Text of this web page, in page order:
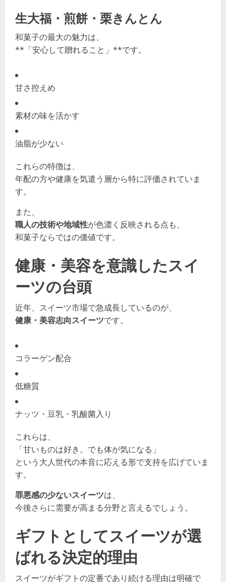
生大福・煎餅・栗きんとん
和菓子の最大の魅力は、
**「安心して贈れること」**です。
甘さ控えめ
素材の味を活かす
油脂が少ない
これらの特徴は、
年配の方や健康を気遣う層から特に評価されていま
す。
また、
職人の技術や地域性が色濃く反映される点も、
和菓子ならではの価値です。
健康・美容を意識したスイ
ーツの台頭
近年、スイーツ市場で急成長しているのが、
健康・美容志向スイーツです。
コラーゲン配合
低糖質
ナッツ・豆乳・乳酸菌入り
これらは、
「甘いものは好き。でも体が気になる」
という大人世代の本音に応える形で支持を広げていま
す。
罪悪感の少ないスイーツは、
今後さらに需要が高まる分野と言えるでしょう。
ギフトとしてスイーツが選
ばれる決定的理由
スイーツがギフトの定番であり続ける理由は明確で